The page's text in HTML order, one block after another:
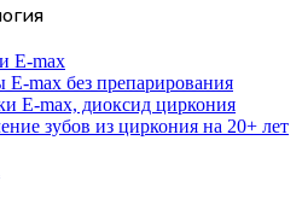
E-max
max без препарирования
Е-max, диоксид циркония
зубов из циркония на 20+ лет